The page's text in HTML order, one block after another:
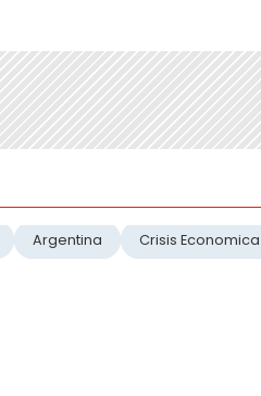
Argentina Crisis Economica